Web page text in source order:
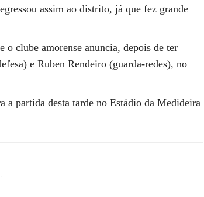
assim ao distrito, já que fez grande
o clube amorense anuncia, depois de ter
e Ruben Rendeiro (guarda-redes), no
a partida desta tarde no Estádio da Medideira